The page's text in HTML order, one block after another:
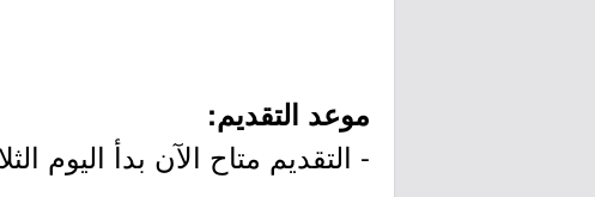
موعد التقديم:
- التقديم متاح الآن بدأ اليوم الثلاثاء بتاريخ 2019/09/10م وينتهي عند